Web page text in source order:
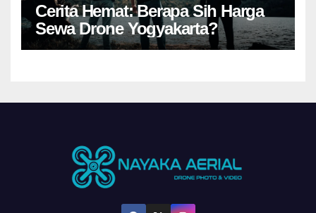
Cerita Hemat: Berapa Sih Harga
Sewa Drone Yogyakarta?